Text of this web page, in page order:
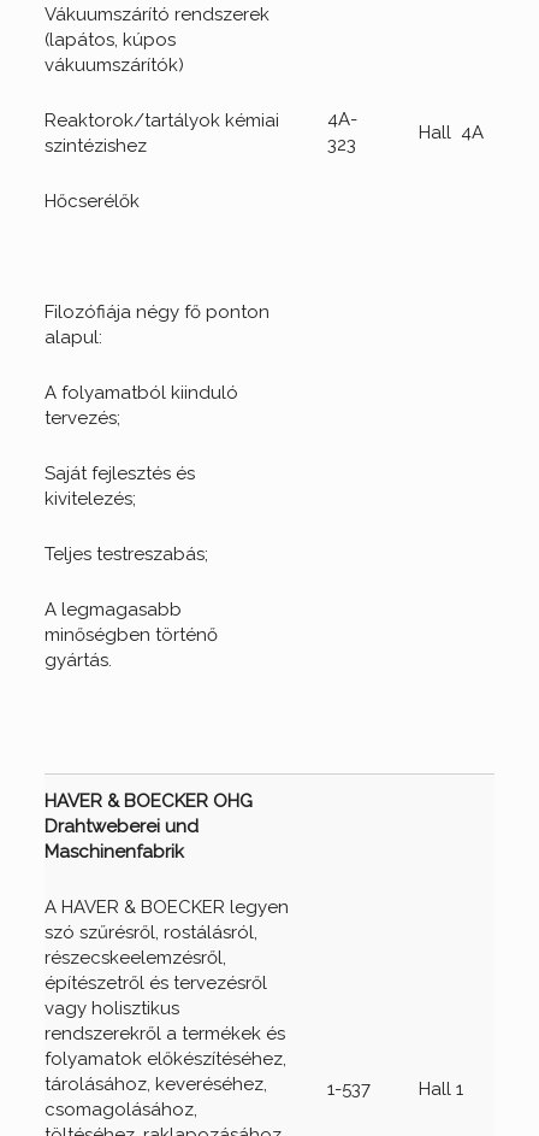
Vákuumszárító rendszerek
(lapátos, kúpos
vákuumszárítók)
Reaktorok/tartályok kémiai
szintézishez
Hőcserélők
Filozófiája négy fő ponton
alapul:
A folyamatból kiinduló
tervezés;
Saját fejlesztés és
kivitelezés;
Teljes testreszabás;
A legmagasabb
minőségben történő
gyártás.
4A-
323
Hall 4A
HAVER & BOECKER OHG
Drahtweberei und
Maschinenfabrik
A HAVER & BOECKER legyen
szó szűrésről, rostálásról,
részecskeelemzésről,
építészetről és tervezésről
vagy holisztikus
rendszerekről a termékek és
folyamatok előkészítéséhez,
tárolásához, keveréséhez,
csomagolásához,
1-537 Hall 1